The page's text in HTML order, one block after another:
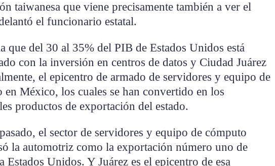
taiwanesa que viene precisamente también a ver el
el funcionario estatal.
que del 30 al 35% del PIB de Estados Unidos está
con la inversión en centros de datos y Ciudad Juárez
el epicentro de armado de servidores y equipo de
en México, los cuales se han convertido en los
productos de exportación del estado.
el sector de servidores y equipo de cómputo
la automotriz como la exportación número uno de
Estados Unidos. Y Juárez es el epicentro de esa